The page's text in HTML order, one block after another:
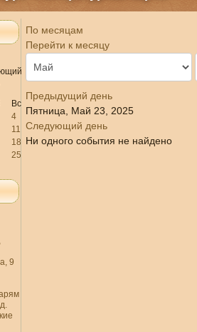
Вс
4
11
18
25
9
По месяцам
Перейти к месяцу
Предыдущий день
Пятница, Май 23, 2025
Следующий день
Ни одного события не найдено